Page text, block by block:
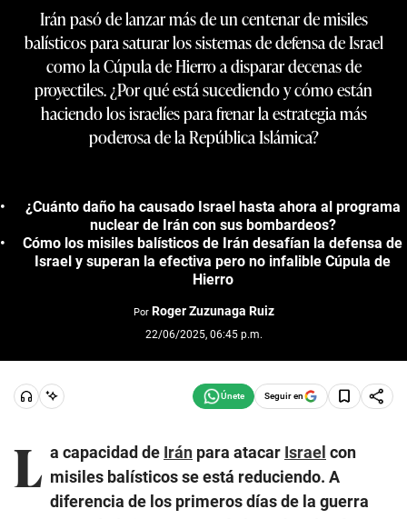
Irán pasó de lanzar más de un centenar de misiles
balísticos para saturar los sistemas de defensa de Israel
como la Cúpula de Hierro a disparar decenas de
proyectiles. ¿Por qué está sucediendo y cómo están
haciendo los israelíes para frenar la estrategia más
poderosa de la República Islámica?
¿Cuánto daño ha causado Israel hasta ahora al programa
nuclear de Irán con sus bombardeos?
Cómo los misiles balísticos de Irán desafían la defensa de
Israel y superan la efectiva pero no infalible Cúpula de
Hierro
Por Roger Zuzunaga Ruiz
22/06/2025, 06:45 p.m.
Seguir en
L a capacidad de Irán para atacar Israel con
misiles balísticos se está reduciendo. A
diferencia de los primeros días de la guerra